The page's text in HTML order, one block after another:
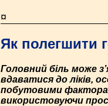
¤
Як полегшити
Головний біль може
вдаватися до ліків,
побутовими
використовуючи